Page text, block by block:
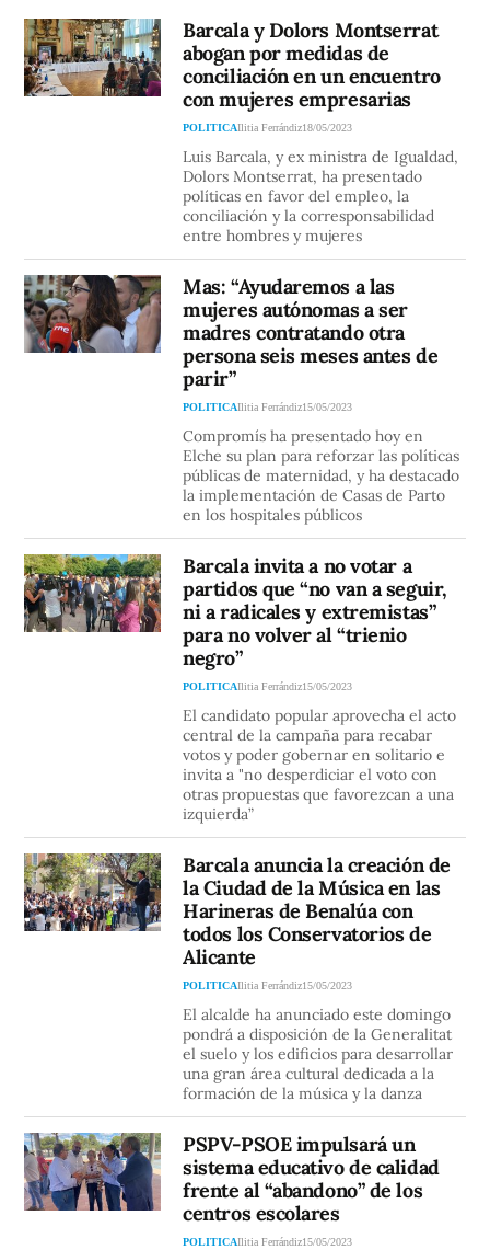
Barcala y Dolors Montserrat
abogan por medidas de
conciliación en un encuentro
con mujeres empresarias
POLITICAIlitia Ferrándiz18/05/2023
Luis Barcala, y ex ministra de Igualdad,
Dolors Montserrat, ha presentado
políticas en favor del empleo, la
conciliación y la corresponsabilidad
entre hombres y mujeres
Mas: “Ayudaremos a las
mujeres autónomas a ser
madres contratando otra
persona seis meses antes de
parir”
POLITICAIlitia Ferrándiz15/05/2023
Compromís ha presentado hoy en
Elche su plan para reforzar las políticas
públicas de maternidad, y ha destacado
la implementación de Casas de Parto
en los hospitales públicos
Barcala invita a no votar a
partidos que “no van a seguir,
ni a radicales y extremistas”
para no volver al “trienio
negro”
POLITICAIlitia Ferrándiz15/05/2023
El candidato popular aprovecha el acto
central de la campaña para recabar
votos y poder gobernar en solitario e
invita a "no desperdiciar el voto con
otras propuestas que favorezcan a una
izquierda”
Barcala anuncia la creación de
la Ciudad de la Música en las
Harineras de Benalúa con
todos los Conservatorios de
Alicante
POLITICAIlitia Ferrándiz15/05/2023
El alcalde ha anunciado este domingo
pondrá a disposición de la Generalitat
el suelo y los edificios para desarrollar
una gran área cultural dedicada a la
formación de la música y la danza
PSPV-PSOE impulsará un
sistema educativo de calidad
frente al “abandono” de los
centros escolares
POLITICAIlitia Ferrándiz15/05/2023